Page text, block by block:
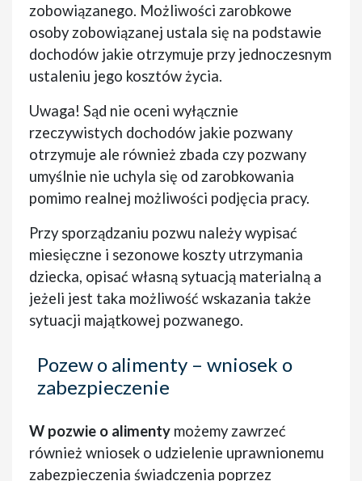
zobowiązanego. Możliwości zarobkowe
osoby zobowiązanej ustala się na podstawie
dochodów jakie otrzymuje przy jednoczesnym
ustaleniu jego kosztów życia.
Uwaga! Sąd nie oceni wyłącznie
rzeczywistych dochodów jakie pozwany
otrzymuje ale również zbada czy pozwany
umyślnie nie uchyla się od zarobkowania
pomimo realnej możliwości podjęcia pracy.
Przy sporządzaniu pozwu należy wypisać
miesięczne i sezonowe koszty utrzymania
dziecka, opisać własną sytuacją materialną a
jeżeli jest taka możliwość wskazania także
sytuacji majątkowej pozwanego.
Pozew o alimenty – wniosek o
zabezpieczenie
W pozwie o alimenty możemy zawrzeć
również wniosek o udzielenie uprawnionemu
zabezpieczenia świadczenia poprzez